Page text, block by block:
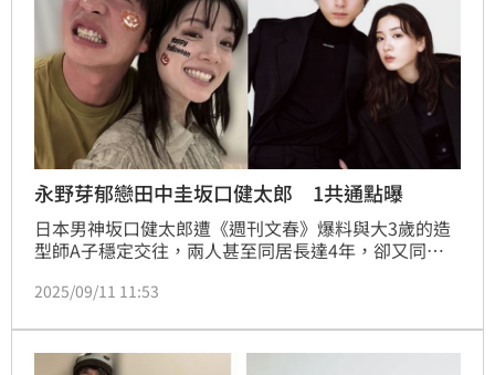
永野芽郁戀田中圭坂口健太郎 1共通點曝
日本男神坂口健太郎遭《週刊文春》爆料與大3歲的造
型師A子穩定交往，兩人甚至同居長達4年，卻又同時
才被爆介入已婚男星田中圭家庭，如今又捲入坂口健太
份」。記者林汝珊
2025/09/11 11:53